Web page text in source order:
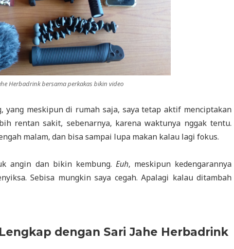
Herbadrink bersama perkakas bikin video
yang meskipun di rumah saja, saya tetap aktif menciptakan
rentan sakit, sebenarnya, karena waktunya nggak tentu.
malam, dan bisa sampai lupa makan kalau lagi fokus.
angin dan bikin kembung. Euh, meskipun kedengarannya
Sebisa mungkin saya cegah. Apalagi kalau ditambah
dengan Sari Jahe Herbadrink